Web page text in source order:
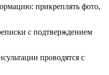
и древняя столица
на площади более 400
гид проведет вас
загруженным тропам этого
прикреплять фото,
с подтверждением
проводятся с